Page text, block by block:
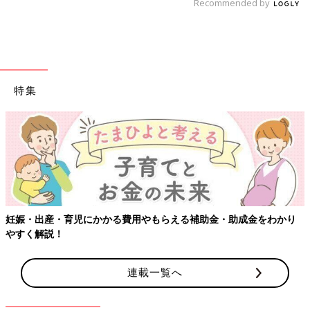
Recommended by
特集
妊娠・出産・育児にかかる費用やもらえる補助金・助成金をわかり
やすく解説！
連載一覧へ